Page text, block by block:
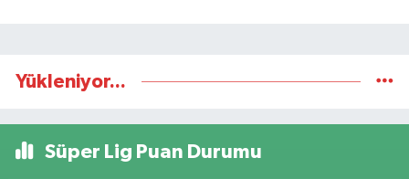
Yükleniyor...
Süper Lig Puan Durumu